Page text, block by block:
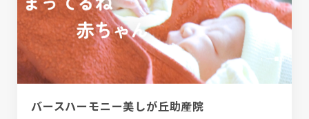
バースハーモニー美しが丘助産院